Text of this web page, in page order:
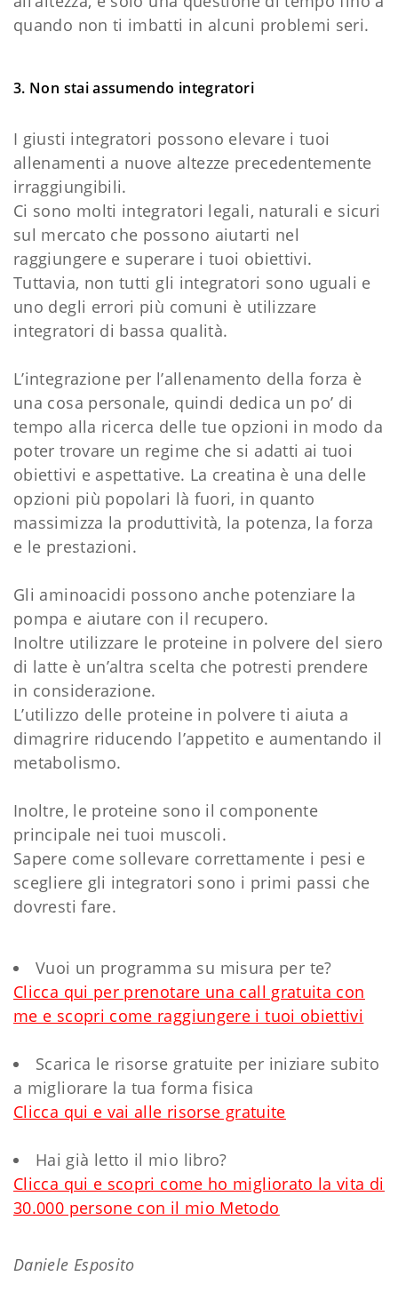
quando non ti imbatti in alcuni problemi seri.
3. Non stai assumendo integratori
I giusti integratori possono elevare i tuoi
allenamenti a nuove altezze precedentemente
irraggiungibili.
Ci sono molti integratori legali, naturali e sicuri
sul mercato che possono aiutarti nel
raggiungere e superare i tuoi obiettivi.
Tuttavia, non tutti gli integratori sono uguali e
uno degli errori più comuni è utilizzare
integratori di bassa qualità.
L’integrazione per l’allenamento della forza è
una cosa personale, quindi dedica un po’ di
tempo alla ricerca delle tue opzioni in modo da
poter trovare un regime che si adatti ai tuoi
obiettivi e aspettative. La creatina è una delle
opzioni più popolari là fuori, in quanto
massimizza la produttività, la potenza, la forza
e le prestazioni.
Gli aminoacidi possono anche potenziare la
pompa e aiutare con il recupero.
Inoltre utilizzare le proteine in polvere del siero
di latte è un’altra scelta che potresti prendere
in considerazione.
L’utilizzo delle proteine in polvere ti aiuta a
dimagrire riducendo l’appetito e aumentando il
metabolismo.
Inoltre, le proteine sono il componente
principale nei tuoi muscoli.
Sapere come sollevare correttamente i pesi e
scegliere gli integratori sono i primi passi che
dovresti fare.
Vuoi un programma su misura per te?
Clicca qui per prenotare una call gratuita con
me e scopri come raggiungere i tuoi obiettivi
Scarica le risorse gratuite per iniziare subito
a migliorare la tua forma fisica
Clicca qui e vai alle risorse gratuite
Hai già letto il mio libro?
Clicca qui e scopri come ho migliorato la vita di
30.000 persone con il mio Metodo
Daniele Esposito